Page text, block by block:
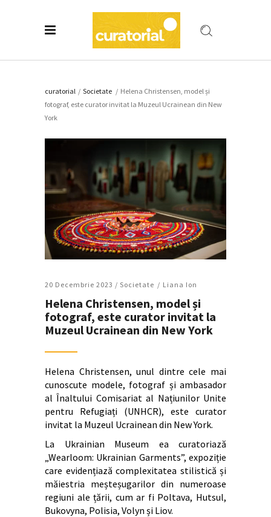
curatorial / Societate / Helena Christensen, model și
fotograf, este curator invitat la Muzeul Ucrainean din New
York
20 Decembrie 2023 / Societate Liana Ion
Helena Christensen, model și
fotograf, este curator invitat la
Muzeul Ucrainean din New York
Helena Christensen, unul dintre cele mai
cunoscute modele, fotograf și ambasador
al Înaltului Comisariat al Națiunilor Unite
pentru Refugiați (UNHCR), este curator
invitat la Muzeul Ucrainean din New York.
La Ukrainian Museum ea curatoriază
„Wearloom: Ukrainian Garments”, expoziție
care evidențiază complexitatea stilistică și
măiestria meșteșugarilor din numeroase
regiuni ale țării, cum ar fi Poltava, Hutsul,
Bukovyna, Polisia, Volyn și Liov.